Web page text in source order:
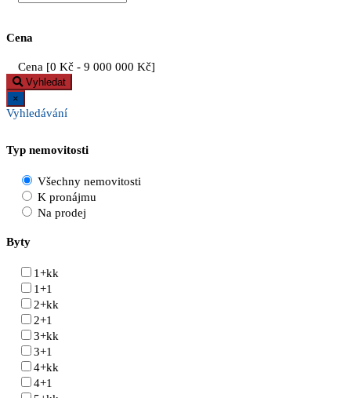
Cena
Cena [0 Kč - 9 000 000 Kč]
Vyhledat
×
Vyhledávání
Typ nemovitosti
Všechny nemovitosti
K pronájmu
Na prodej
Byty
1+kk
1+1
2+kk
2+1
3+kk
3+1
4+kk
4+1